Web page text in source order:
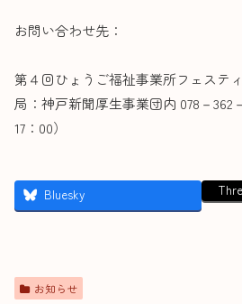
お問い合わせ先：
第４回ひょうご福祉事業所フェステ
局：神戸新聞厚生事業団内 078－362
17：00）
Bluesky
お知らせ